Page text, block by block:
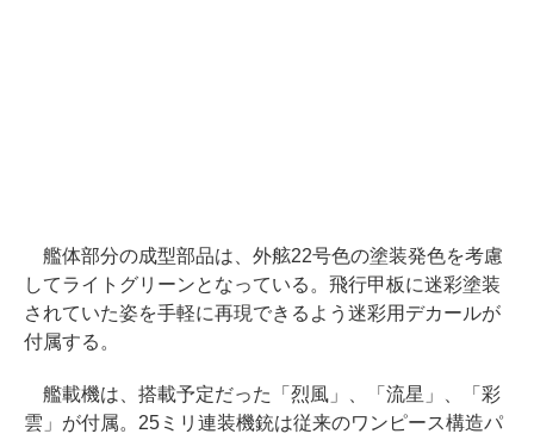
艦体部分の成型部品は、外舷22号色の塗装発色を考慮
してライトグリーンとなっている。飛行甲板に迷彩塗装
されていた姿を手軽に再現できるよう迷彩用デカールが
付属する。
艦載機は、搭載予定だった「烈風」、「流星」、「彩
雲」が付属。25ミリ連装機銃は従来のワンピース構造パ